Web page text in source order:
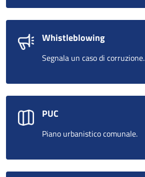
Whistleblowing
Segnala un caso di corruzione.
PUC
Piano urbanistico comunale.